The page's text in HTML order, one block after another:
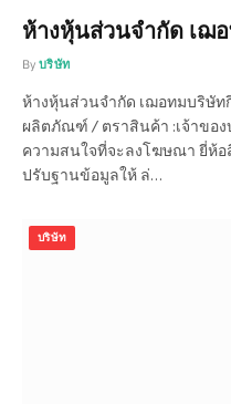
ห้างหุ้นส่วนจำกัด เฌ
By บริษัท
ห้างหุ้นส่วนจำกัด เฌอทมบริษั
ผลิตภัณฑ์ / ตราสินค้า :เจ้าขอ
ความสนใจที่จะลงโฆษณา ยี่ห้
ปรับฐานข้อมูลให้ ล่…
บริษัท